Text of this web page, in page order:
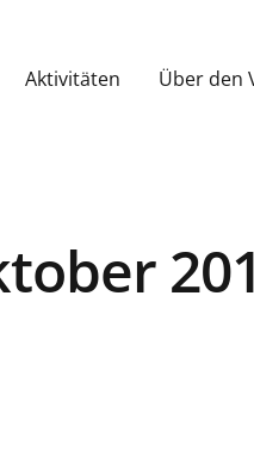
Aktivitäten Über den